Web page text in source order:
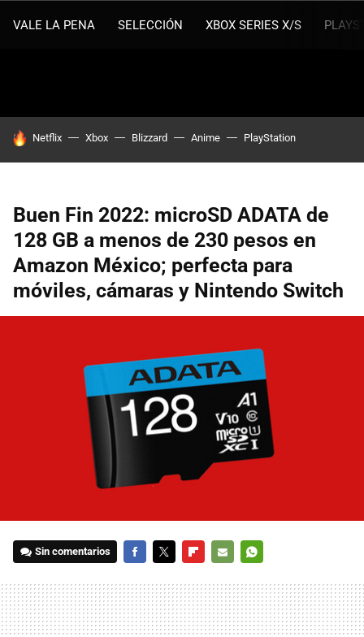
VALE LA PENA SELECCIÓN XBOX SERIES X/S
HOY SE HABLA DE
Netflix Xbox Blizzard Anime PlayStation
Buen Fin 2022: microSD ADATA de
128 GB a menos de 230 pesos en
Amazon México; perfecta para
móviles, cámaras y Nintendo Switch
Sin comentarios
MAIL